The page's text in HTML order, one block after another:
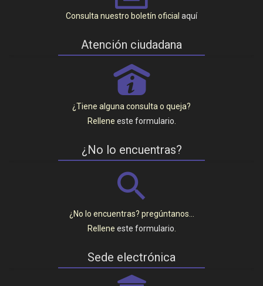
Consulta nuestro boletín oficial aquí
Atención ciudadana
P
¿Tiene alguna consulta o queja?
Rellene este formulario
¿No lo encuentras?
¿No lo encuentras? pregúntanos…
Rellene este formulario
Sede electrónica